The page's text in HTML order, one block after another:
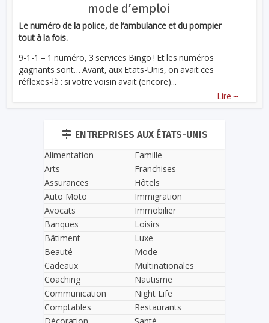
mode d’emploi
Le numéro de la police, de l’ambulance et du pompier
tout à la fois.
9-1-1 – 1 numéro, 3 services Bingo ! Et les numéros
gagnants sont… Avant, aux Etats-Unis, on avait ces
réflexes-là : si votre voisin avait (encore)...
Lire ...
ENTREPRISES AUX ÉTATS-UNIS
Alimentation
Arts
Assurances
Auto Moto
Avocats
Banques
Bâtiment
Beauté
Cadeaux
Coaching
Communication
Comptables
Famille
Franchises
Hôtels
Immigration
Immobilier
Loisirs
Luxe
Mode
Multinationales
Nautisme
Night Life
Restaurants